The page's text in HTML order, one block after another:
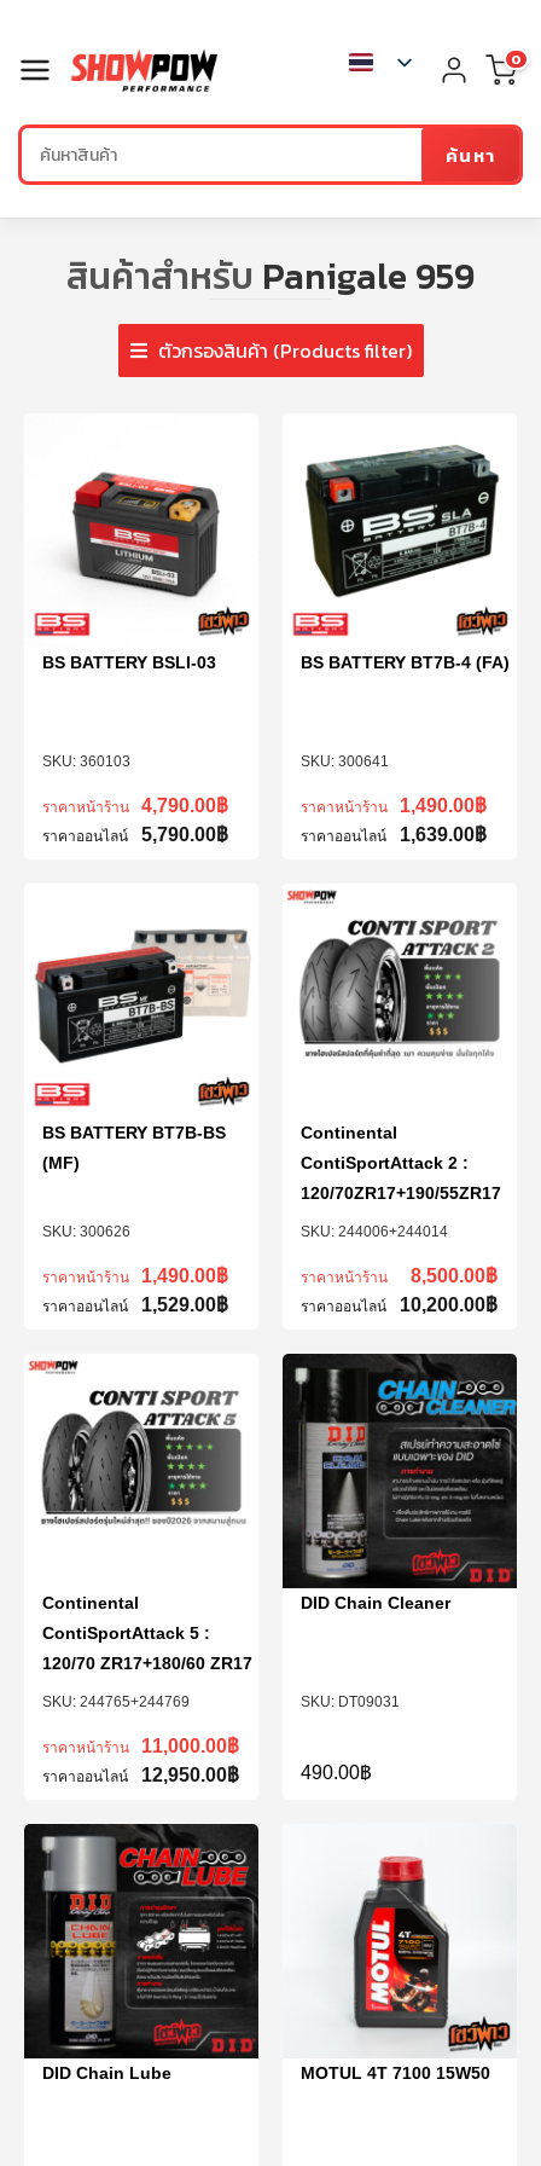
ค้นหา
0
สินค้าสำหรับ Panigale 959
ตัวกรองสินค้า (Products filter)
360103
BS BATTERY BSLI-03
ราคาหน้าร้าน 4,790.00฿
ราคาออนไลน์ 5,790.00฿
300641
BS BATTERY BT7B-4 (FA)
ราคาหน้าร้าน 1,490.00฿
ราคาออนไลน์ 1,639.00฿
300626
BS BATTERY BT7B-BS
(MF)
ราคาหน้าร้าน 1,490.00฿
ราคาออนไลน์ 1,529.00฿
244006+244014
Continental
ContiSportAttack 2 :
120/70ZR17+190/55ZR17
ราคาหน้าร้าน 8,500.00฿
ราคาออนไลน์ 10,200.00฿
244765+244769
Continental
ContiSportAttack 5 :
120/70 ZR17+180/60 ZR17
ราคาหน้าร้าน 11,000.00฿
ราคาออนไลน์ 12,950.00฿
DT09031
DID Chain Cleaner
490.00฿
DID Chain Lube MOTUL 4T 7100 15W50